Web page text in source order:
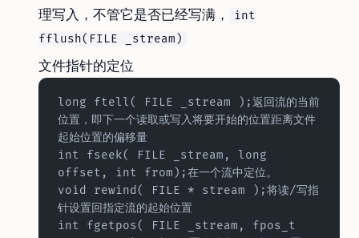
理写入，不管它是否已经写满，
int
fflush(FILE _stream)
文件指针的定位
long ftell( FILE _stream );返回流的当前
位置，即下一个读取或写入将要开始的位置距离文件
起始位置的偏移量
int fseek( FILE _stream, long
offset, int from);在一个流中定位。
void rewind( FILE * stream );将读/写指
针设置回指定流的起始位置
int fgetpos( FILE _stream, fpos_t